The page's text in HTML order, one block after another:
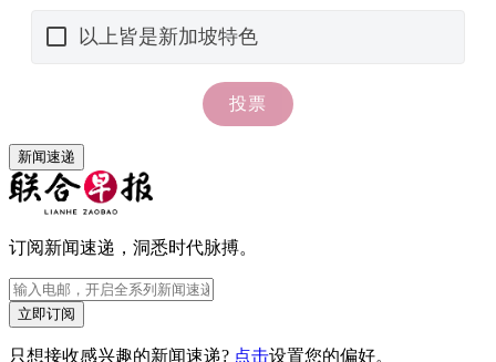
新闻速递
订阅新闻速递，洞悉时代脉搏。
立即订阅
只想接收感兴趣的新闻速递? 点击设置您的偏好。